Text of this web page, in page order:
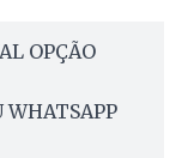
OPÇÃO
WHATSAPP